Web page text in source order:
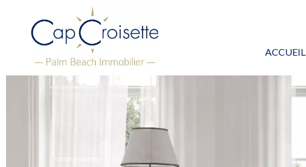
ACCUEIL